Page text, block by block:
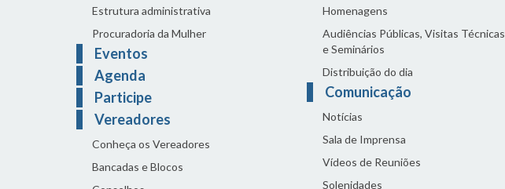
Estrutura administrativa
Procuradoria da Mulher
Eventos
Agenda
Participe
Vereadores
Conheça os Vereadores
Bancadas e Blocos
Homenagens
Audiências Públicas, Visitas Técnicas
e Seminários
Distribuição do dia
Comunicação
Notícias
Sala de Imprensa
Vídeos de Reuniões
Solenidades